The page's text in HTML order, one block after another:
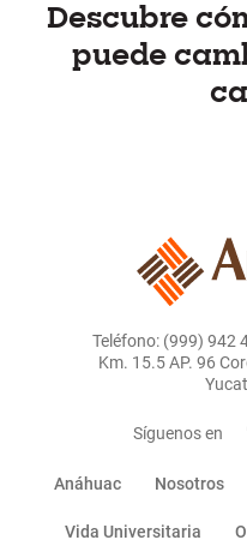
pedagogías activas.
editoriales y de
capacitado a docentes
enseñanza innovadores.
Descubre
puede
Teléfono: (999) 942
Km. 15.5 AP. 96
Síguenos en
Anáhuac Nosotros
Vida Universitaria